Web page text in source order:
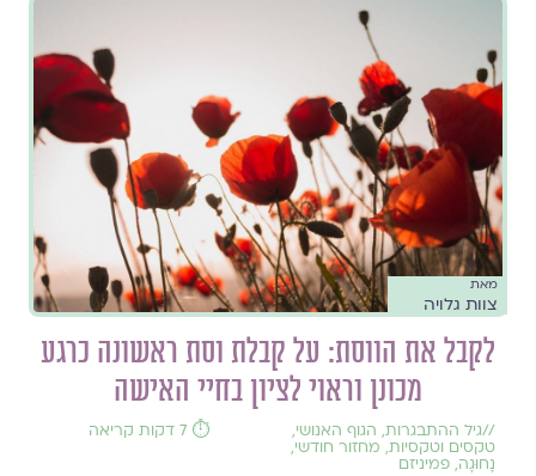
מאת
צוות גלויה
לקבל את הווסת: על קבלת וסת ראשונה כרגע
מכונן וראוי לציון בחיי האישה
//גיל ההתבגרות, הגוף האנושי,
טקסים וטקסיות, מחזור חודשי,
נָחוּגָה, פמיניזם
⏱️ 7 דקות קריאה